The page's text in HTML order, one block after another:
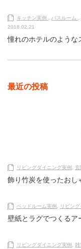
キッチン実例 バスルーム
2018.02.21
憧れのホテルのよう
最近の投稿
リビングダイニング実例 玄
飾り竹炭を使ったおし
ベッドルーム実例 リビン
壁紙とラグでつくるア
リビングダイニング実例 雑